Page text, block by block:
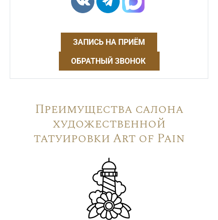
ЗАПИСЬ НА ПРИЁМ
ОБРАТНЫЙ ЗВОНОК
Преимущества салона
художественной
татуировки Art of Pain